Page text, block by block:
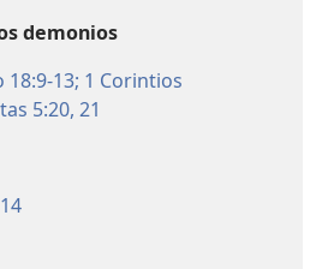
demonios
13; 1 Corintios
5:20, 21